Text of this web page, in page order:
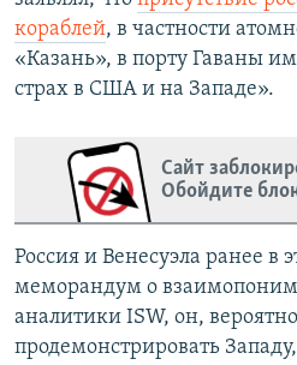
кораблей, в частности
«Казань», в порту Гаваны
страх в США и на Западе».
Сайт
Обойдите
Россия и Венесуэла ранее в
меморандум о
аналитики ISW, он,
продемонстрировать